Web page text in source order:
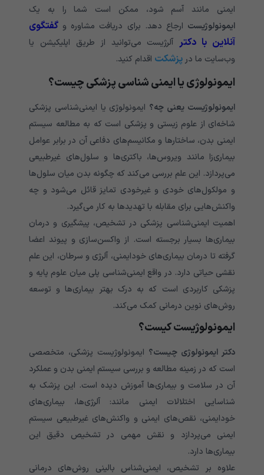
ایمنی مانند آسم شود، ممکن است شما را به یک
ایمونولوژیست ارجاع دهد. برای دریافت مشاوره و گفتگوی
آنلاین با دکتر آلرژیست می‌توانید از طریق اپلیکیشن یا
وب‌سایت ما در پزشکت اقدام کنید.
ایمونولوژی یا ایمنی شناسی پزشکی چیست؟
ایمونولوژیست یعنی چه؟ ایمونولوژی یا ایمنی‌شناسی پزشکی
شاخه‌ای از علوم زیستی و پزشکی است که به مطالعه سیستم
ایمنی بدن، ساختارها و مکانیسم‌های دفاعی آن در برابر عوامل
بیماری‌زا مانند ویروس‌ها، باکتری‌ها و سلول‌های غیرطبیعی
می‌پردازد. این علم بررسی می‌کند که چگونه بدن میان سلول‌ها
و مولکول‌های خودی و غیرخودی تمایز قائل می‌شود و چه
واکنش‌هایی برای مقابله با تهدیدها به کار می‌گیرد.
اهمیت ایمنی‌شناسی پزشکی در تشخیص، پیشگیری و درمان
بیماری‌ها بسیار برجسته است. از واکسن‌سازی و پیوند اعضا
گرفته تا درمان بیماری‌های خودایمنی، آلرژی و سرطان، این علم
نقشی حیاتی دارد. در واقع ایمنی‌شناسی پلی میان علوم پایه و
پزشکی کاربردی است که به درک بهتر بیماری‌ها و توسعه
روش‌های نوین درمانی کمک می‌کند.
ایمونولوژیست کیست؟
دکتر ایمونولوژی چیست؟ ایمونولوژیست پزشکی، متخصصی
است که در زمینه مطالعه و بررسی سیستم ایمنی بدن و عملکرد
آن در سلامت و بیماری‌ها آموزش دیده است. این پزشک به
شناسایی اختلالات ایمنی مانند: آلرژی‌ها، بیماری‌های
خودایمنی، نقص‌های ایمنی و واکنش‌های غیرطبیعی سیستم
ایمنی می‌پردازد و نقش مهمی در تشخیص دقیق این
بیماری‌ها دارد.
علاوه بر تشخیص، ایمنی‌شناس بالینی روش‌های درمانی